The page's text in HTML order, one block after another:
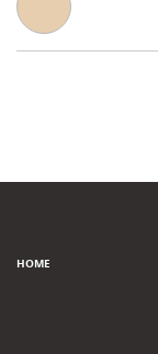
HOME